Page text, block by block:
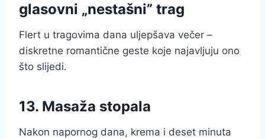
glasovni „nestašni” trag
Flert u tragovima dana uljepšava večer –
diskretne romantične geste koje najavljuju ono
što slijedi.
13. Masaža stopala
Nakon napornog dana, krema i deset minuta